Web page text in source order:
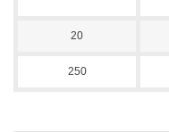
20
250